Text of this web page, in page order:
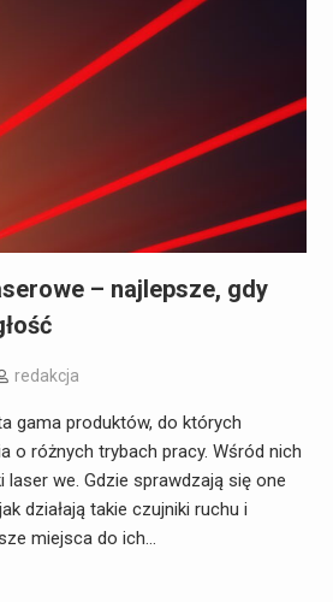
– najlepsze, gdy
redakcja
gama produktów, do których
o różnych trybach pracy. Wśród nich
laser we. Gdzie sprawdzają się one
działają takie czujniki ruchu i
miejsca do ich…